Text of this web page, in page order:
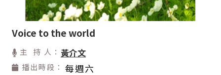
Voice to the world
主 持 人： 黃介文
播出時段： 每週六